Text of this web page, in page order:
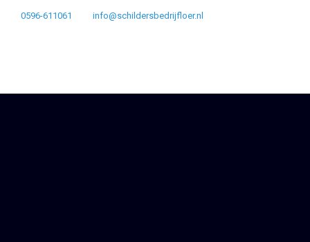
0596-611061 info@schildersbedrijfloer.nl